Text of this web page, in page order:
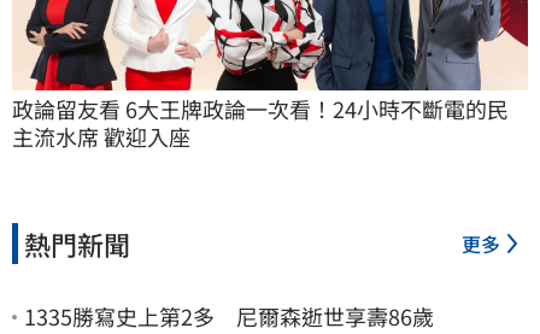
政論留友看 6大王牌政論一次看！24小時不斷電的民
主流水席 歡迎入座
熱門新聞 更多
1335勝寫史上第2多 尼爾森逝世享壽86歲